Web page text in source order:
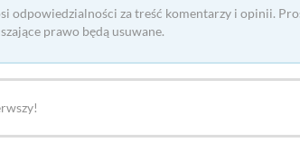
odpowiedzialności za treść komentarzy i opinii.
prawo będą usuwane.